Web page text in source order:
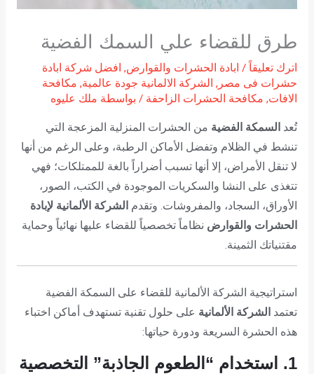
طرق للقضاء علي السمك الفضية
اترك تعليقاً / ابادة الحشرات والقوارض, افضل شركة ابادة
حشرات فى مصر , الشركة الالمانية جودة عالمية, مكافحة
الافات, مكافحة الحشرات الزاحفة / بواسطة ملك عليوه
تُعد السمكة الفضية من الحشرات المنزلية المزعجة التي
تنشط في الظلام وتفضل الأماكن الرطبة، وعلى الرغم من أنها
لا تنقل الأمراض، إلا أنها تسبب أضراراً بالغة للممتلكات؛ فهي
تتغذى على النشا والسكريات الموجودة في الكتب، الصور،
الأوراق، السجاد، والمفروشات. وتقدم الشركة الألمانية لإبادة
الحشرات والقوارض نظاماً تخصصياً للقضاء عليها نهائياً وحماية
مقتنياتك الثمينة.
استراتيجية الشركة الألمانية للقضاء على السمكة الفضية
تعتمد الشركة الألمانية على حلول تقنية تستهدف أماكن اختباء
هذه الحشرة السريعة ودورة حياتها:
1. استخدام “الطعوم الجاذبة” التخصصية